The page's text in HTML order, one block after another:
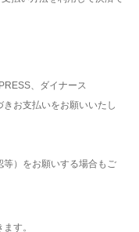
、ダイナース
お支払いをお願いいたし
）をお願いする場合もご
す。